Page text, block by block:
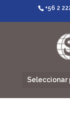
+56 2
Seleccionar